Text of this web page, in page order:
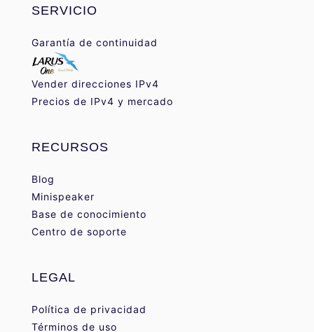
SERVICIO
Garantía de continuidad
Vender direcciones IPv4
Precios de IPv4 y mercado
RECURSOS
Blog
Minispeaker
Base de conocimiento
Centro de soporte
LEGAL
Política de privacidad
Términos de uso